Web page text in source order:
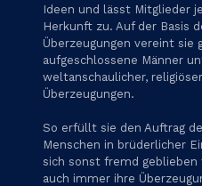
Ideen und lässt Mitglieder
Herkunft zu. Auf der Basis
Überzeugungen vereint sie
aufgeschlossene Männer
weltanschaulicher,
Überzeugungen.
So erfüllt sie den Auftrag
Menschen in brüderlicher
sich sonst fremd geblieben
auch immer ihre